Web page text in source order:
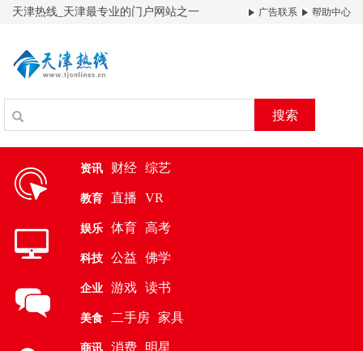
天津热线_天津最专业的门户网站之一 广告联系 帮助中心
搜索
资讯 财经 综艺
教育 直播 VR
娱乐 体育 高考
科技 公益 佛学
企业 游戏 读书
美食 二手房 家具
商讯 消费 明星